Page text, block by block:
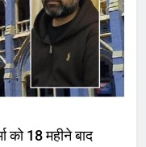
को 18 महीने बाद